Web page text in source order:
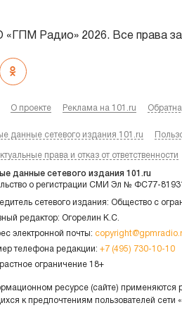
Радио» 2026. Все права
О проекте Реклама на 101.ru
данные сетевого издания 101.ru
права и отказ от ответственности
данные сетевого издания 101.ru
о регистрации СМИ Эл № ФС77-
сетевого издания: Общество с
редактор: Огорелин К.С.
электронной почты:
телефона редакции: +7 (495) 730-10-10
ограничение 18+
ресурсе (сайте) применяются
к предпочтениям пользователей